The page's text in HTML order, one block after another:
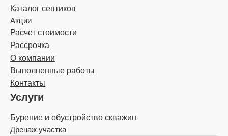
Каталог септиков
Акции
Расчет стоимости
Рассрочка
О компании
Выполненные работы
Контакты
Услуги
Бурение и обустройство скважин
Дренаж участка